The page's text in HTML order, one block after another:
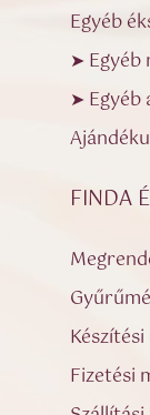
Egyéb
➤ Egyéb
➤ Egyéb
FINDA
Fizetési